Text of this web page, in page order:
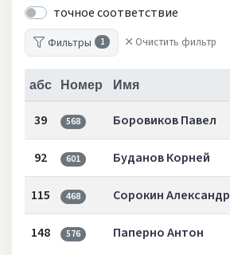
точное соответствие
Фильтры 1 Очистить фильтр
абс Номер Имя
39 568 Боровиков Павел
92 601 Буданов Корней
115 468 Сорокин Александр
148 576 Паперно Антон